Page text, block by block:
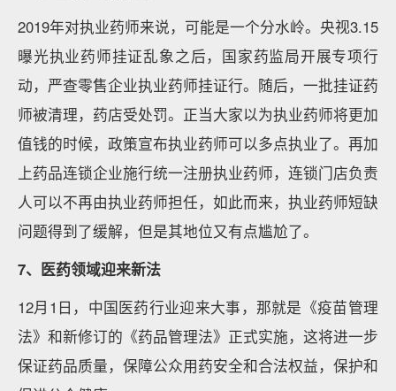
2019年对执业药师来说，可能是一个分水岭。央视3.15
曝光执业药师挂证乱象之后，国家药监局开展专项行
动，严查零售企业执业药师挂证行。随后，一批挂证药
师被清理，药店受处罚。正当大家以为执业药师将更加
值钱的时候，政策宣布执业药师可以多点执业了。再加
上药品连锁企业施行统一注册执业药师，连锁门店负责
人可以不再由执业药师担任，如此而来，执业药师短缺
问题得到了缓解，但是其地位又有点尴尬了。
7、医药领域迎来新法
12月1日，中国医药行业迎来大事，那就是《疫苗管理
法》和新修订的《药品管理法》正式实施，这将进一步
保证药品质量，保障公众用药安全和合法权益，保护和